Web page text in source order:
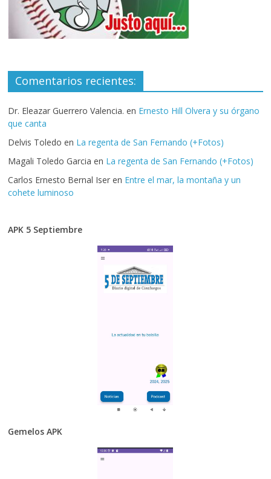
Comentarios recientes:
Dr. Eleazar Guerrero Valencia. en Ernesto Hill Olvera y su órgano
que canta
Delvis Toledo en La regenta de San Fernando (+Fotos)
Magali Toledo Garcia en La regenta de San Fernando (+Fotos)
Carlos Ernesto Bernal Iser en Entre el mar, la montaña y un
cohete luminoso
APK 5 Septiembre
Gemelos APK